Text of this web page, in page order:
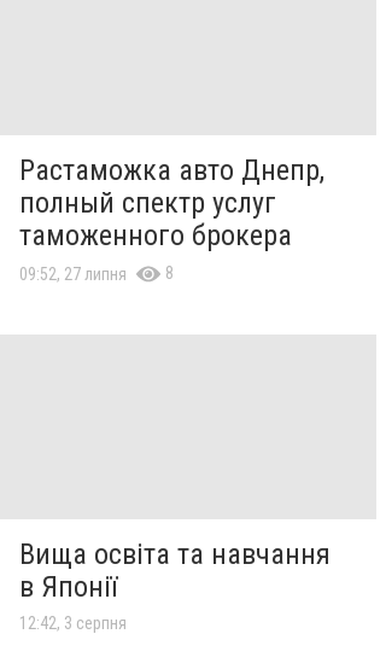
Растаможка авто Днепр,
полный спектр услуг
таможенного брокера
09:52, 27 липня 8
Вища освіта та навчання
в Японії
12:42, 3 серпня